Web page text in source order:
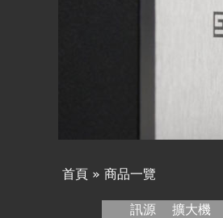
首頁 » 商品一覽
訊源 擴大機